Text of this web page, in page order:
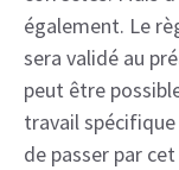
également. Le
sera validé au
peut être
travail
de passer par